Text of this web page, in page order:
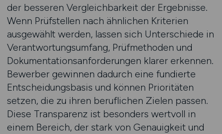
der besseren Vergleichbarkeit der Ergebnisse.
Wenn Prüfstellen nach ähnlichen Kriterien
ausgewählt werden, lassen sich Unterschiede in
Verantwortungsumfang, Prüfmethoden und
Dokumentationsanforderungen klarer erkennen.
Bewerber gewinnen dadurch eine fundierte
Entscheidungsbasis und können Prioritäten
setzen, die zu ihren beruflichen Zielen passen.
Diese Transparenz ist besonders wertvoll in
einem Bereich, der stark von Genauigkeit und